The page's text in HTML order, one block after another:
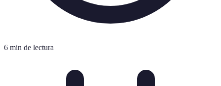
6 min de lectura